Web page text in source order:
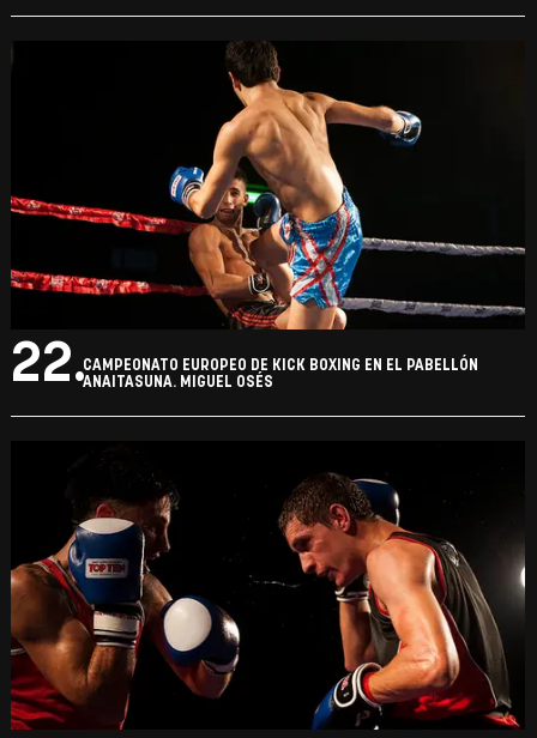
22.CAMPEONATO EUROPEO DE KICK BOXING EN EL PABELLÓN
ANAITASUNA. MIGUEL OSÉS